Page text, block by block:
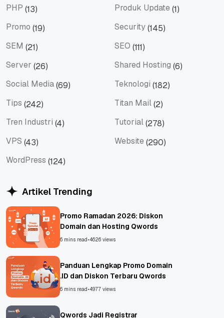
PHP (13) Produk Update (1)
Promo (19) Security(145)
SEM (21) SEO (111)
Server (26) Shared Hosting (6)
Social Media(69) Teknologi (182)
Tips (242) Titan Mail(2)
Tren Industri (4) Tutorial(278)
VPS (43) Website (290)
WordPress (124)
Artikel Trending
Promo Ramadan 2026: Diskon
Domain dan Hosting Qwords
6 mins read•4626 views
Panduan Lengkap Promo Domain
.ID dan Diskon Terbaru Qwords
6 mins read•4977 views
Qwords Jadi Registrar